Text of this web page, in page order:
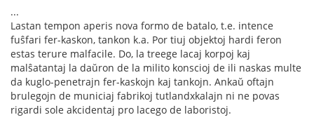
...
Lastan tempon aperis nova formo de batalo, t.e. intence
fuŝfari fer-kaskon, tankon k.a. Por tiuj objektoj hardi feron
estas terure malfacile. Do, la treege lacaj korpoj kaj
malŝatantaj la daŭron de la milito konscioj de ili naskas multe
da kuglo-penetrajn fer-kaskojn kaj tankojn. Ankaŭ oftajn
brulegojn de municiaj fabrikoj tutlandxkalajn ni ne povas
rigardi sole akcidentaj pro lacego de laboristoj.